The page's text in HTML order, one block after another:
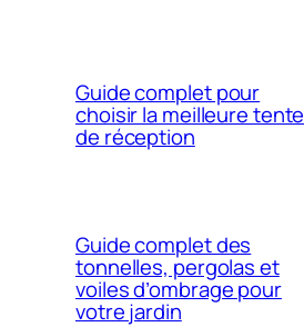
Guide complet pour
choisir la meilleure tente
de réception
Guide complet des
tonnelles, pergolas et
voiles d’ombrage pour
votre jardin